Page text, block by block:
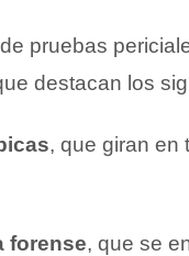
pruebas
destacan los
, que giran en
forense, que se